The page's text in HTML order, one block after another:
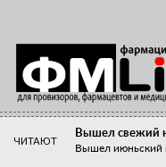
ЧИТАЮТ
Вышел свежий
Вышел июньский